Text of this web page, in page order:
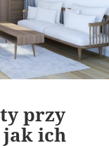
przy
jak ich